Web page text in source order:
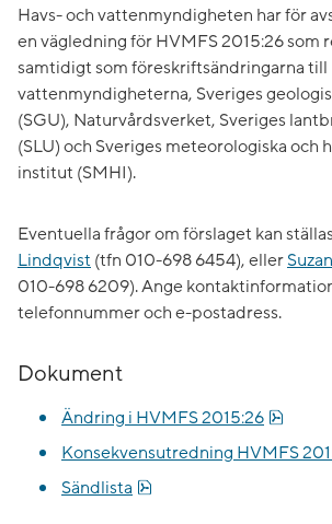
Havs- och vattenmyndigheten har för
en vägledning för HVMFS 2015:26 som
samtidigt som föreskriftsändringarna till
vattenmyndigheterna, Sveriges
(SGU), Naturvårdsverket, Sveriges
(SLU) och Sveriges meteorologiska och
institut (SMHI).
Eventuella frågor om förslaget kan
Lindqvist (tfn 010-698 6454), eller
010-698 6209). Ange
telefonnummer och e-postadress.
Dokument
Ändring i HVMFS 2015:26
Konsekvensutredning HVMFS
Sändlista